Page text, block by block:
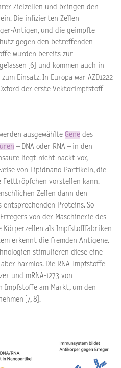
Zielzellen und bringen den
Die infizierten Zellen
Antigen, und die geimpfte
gegen den betreffenden
wurden bereits zur
[6] und kommen auch in
Einsatz. In Europa war AZD1222
der erste Vektorimpfstoff
ausgewählte Gene des
– DNA oder RNA – in den
liegt nicht nackt vor,
von Lipidnano-Partikeln, die
Fetttröpfchen vorstellen kann.
Zellen dann den
Proteins. So
von der Maschinerie des
Körperzellen als Impfstofffabriken
erkennt die fremden Antigene.
stimulieren diese eine
harmlos. Die RNA-Impfstoffe
und mRNA-1273 von
Impfstoffe am Markt, um den
[7, 8].